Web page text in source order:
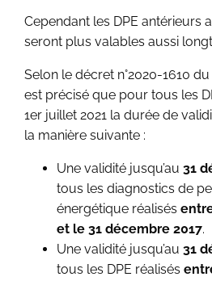
Cependant les DPE antérieurs
seront plus valables aussi
Selon le décret n°2020-1610
est précisé que pour tous les
1er juillet 2021 la durée de
la manière suivante :
Une validité jusqu’au 31
tous les diagnostics de
énergétique réalisés
et le 31 décembre 2017.
Une validité jusqu’au 31
tous les DPE réalisés